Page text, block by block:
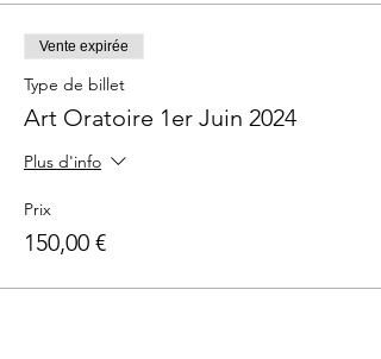
Vente expirée
Type de billet
Art Oratoire 1er Juin 2024
Plus d'info
Prix
150,00 €